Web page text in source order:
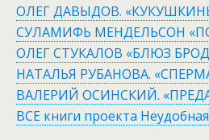
ОЛЕГ ДАВЫДОВ.
СУЛАМИФЬ МЕНДЕЛЬСОН
ОЛЕГ СТУКАЛОВ «БЛЮЗ
НАТАЛЬЯ РУБАНОВА.
ВАЛЕРИЙ ОСИНСКИЙ.
ВСЕ книги проекта